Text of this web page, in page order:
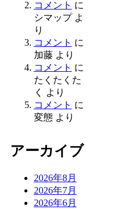
コメント に
シマップよ
り
コメント に
加藤より
コメント に
たくたくた
く
より
コメント に
変態より
アーカイブ
2026年8月
2026年7月
2026年6月